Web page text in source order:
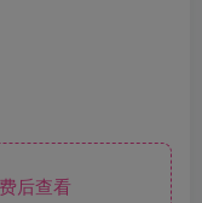
后查看